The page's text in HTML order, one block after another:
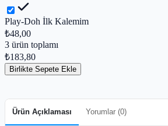
Play-Doh İlk Kalemim
₺48,00
3 ürün toplamı
₺183,80
Birlikte Sepete Ekle
Ürün Açıklaması Yorumlar (0)